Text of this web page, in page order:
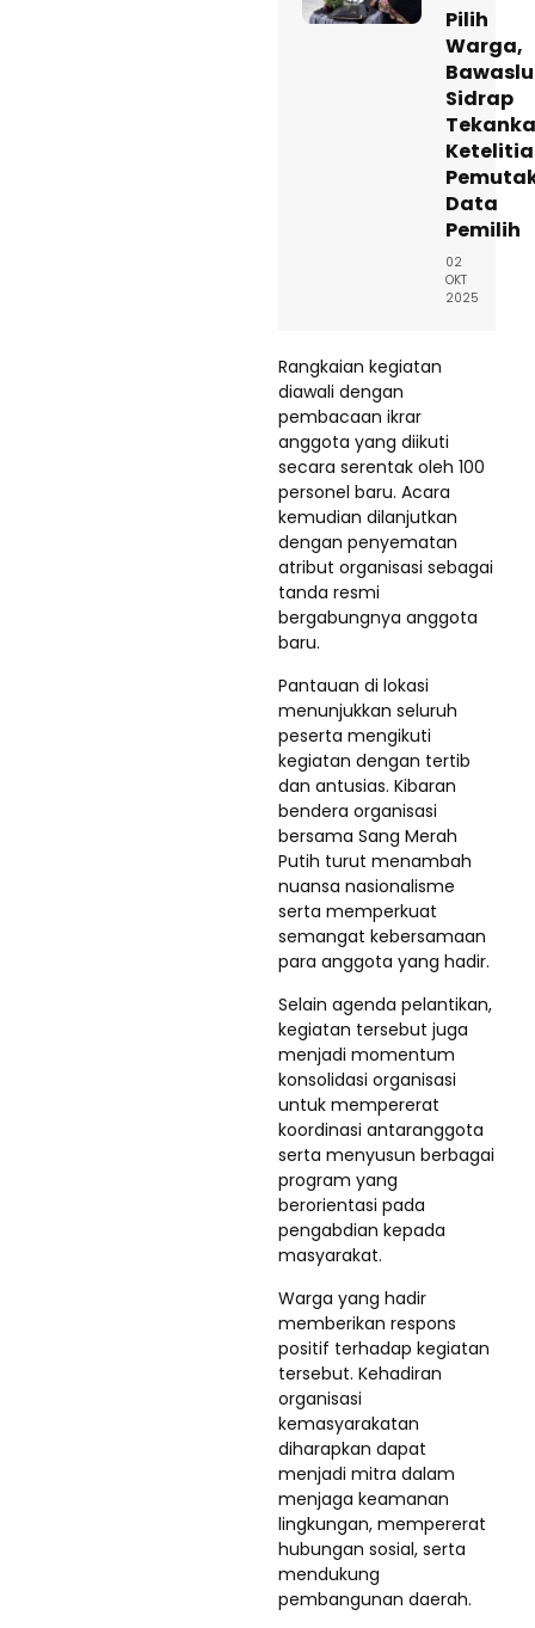
Pilih
Warga,
Bawaslu
Sidrap
Data
Pemilih
02
OKT
2025
Rangkaian kegiatan
diawali dengan
pembacaan ikrar
anggota yang diikuti
secara serentak oleh 100
personel baru. Acara
kemudian dilanjutkan
dengan penyematan
atribut organisasi sebagai
tanda resmi
bergabungnya anggota
baru.
Pantauan di lokasi
menunjukkan seluruh
peserta mengikuti
kegiatan dengan tertib
dan antusias. Kibaran
bendera organisasi
bersama Sang Merah
Putih turut menambah
nuansa nasionalisme
serta memperkuat
semangat kebersamaan
para anggota yang hadir.
Selain agenda pelantikan,
kegiatan tersebut juga
menjadi momentum
konsolidasi organisasi
untuk mempererat
koordinasi antaranggota
serta menyusun berbagai
program yang
berorientasi pada
pengabdian kepada
masyarakat.
Warga yang hadir
memberikan respons
positif terhadap kegiatan
tersebut. Kehadiran
organisasi
kemasyarakatan
diharapkan dapat
menjadi mitra dalam
menjaga keamanan
lingkungan, mempererat
hubungan sosial, serta
mendukung
pembangunan daerah.